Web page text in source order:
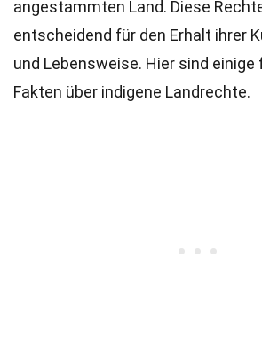
angestammten Land. Diese
entscheidend für den Erhalt ihrer
und Lebensweise. Hier sind einige
Fakten über indigene Landrechte.